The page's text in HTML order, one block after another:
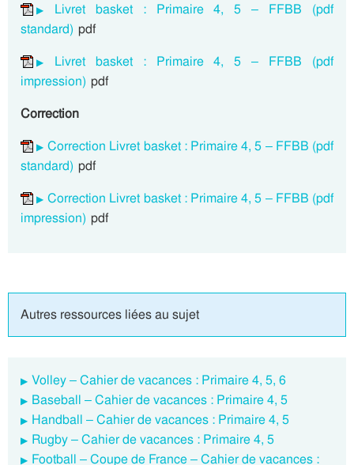
Livret basket : Primaire 4, 5 – FFBB (pdf
standard) pdf
Livret basket : Primaire 4, 5 – FFBB (pdf
impression) pdf
Correction
Correction Livret basket : Primaire 4, 5 – FFBB (pdf
standard) pdf
Correction Livret basket : Primaire 4, 5 – FFBB (pdf
impression) pdf
Autres ressources liées au sujet
Volley – Cahier de vacances : Primaire 4, 5, 6
Baseball – Cahier de vacances : Primaire 4, 5
Handball – Cahier de vacances : Primaire 4, 5
Rugby – Cahier de vacances : Primaire 4, 5
Football – Coupe de France – Cahier de vacances :